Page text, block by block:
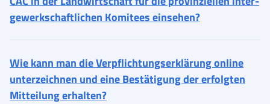
gewerkschaftlichen Komitees einsehen?
Wie kann man die Verpflichtungserklärung online
unterzeichnen und eine Bestätigung der erfolgten
Mitteilung erhalten?